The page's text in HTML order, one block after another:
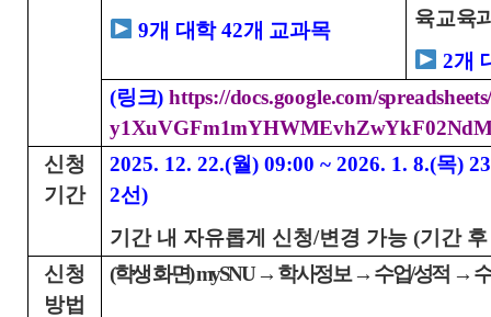
9개 대학 42개 교과목
육교육
2개
(링크) https://docs.google.com/
신청
기간
2025. 12. 22.(월) 09:00 ~ 2026. 1. 8.(목)
2선)
기간 내 자유롭게 신청/변경 가능 (기간
신청
방법
(학생 화면) mySNU → 학사정보 → 수업/성적 →